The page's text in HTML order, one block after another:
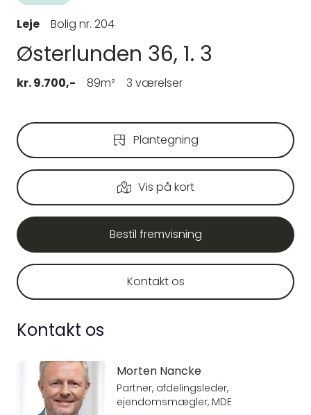
Leje Bolig nr. 204
Østerlunden 36, 1. 3
kr. 9.700,- 89m² 3 værelser
Plantegning
Vis på kort
Bestil fremvisning
Kontakt os
Kontakt os
Morten Nancke
Partner, afdelingsleder,
ejendomsmægler, MDE